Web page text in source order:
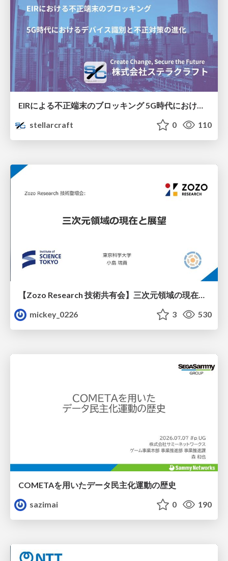
EIRによる不正端末のブロッキング 5G時代におけるデバイス識別と不正対策の進化
stellarcraft
0 110
【Zozo Research 技術共有会】三次元領域の現在と展望
mickey_0226
3 530
COMETAを用いたデータ民主化運動の歴史
sazimai
0 190